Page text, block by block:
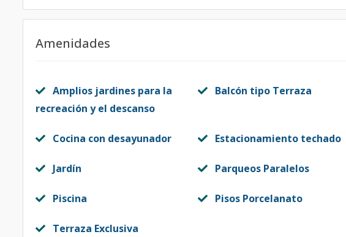
Amenidades
Amplios jardines para la
recreación y el descanso
Balcón tipo Terraza
Cocina con desayunador Estacionamiento techado
Jardín Parqueos Paralelos
Piscina Pisos Porcelanato
Terraza Exclusiva